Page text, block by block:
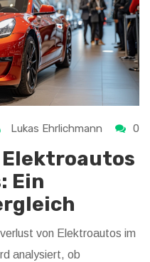
Lukas Ehrlichmann 0
Ein
von Elektroautos im
analysiert, ob